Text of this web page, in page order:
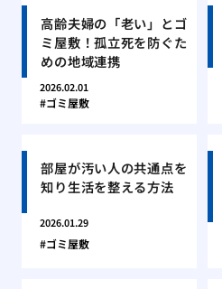
高齢夫婦の「老い」とゴ
ミ屋敷！孤立死を防ぐた
めの地域連携
2026.02.01
ゴミ屋敷
部屋が汚い人の共通点を
知り生活を整える方法
2026.01.29
ゴミ屋敷